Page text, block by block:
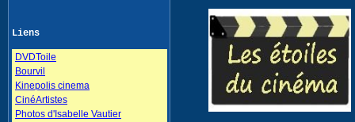
Liens
DVDToile
Bourvil
Kinepolis cinema
CinéArtistes
Photos d'Isabelle Vautier